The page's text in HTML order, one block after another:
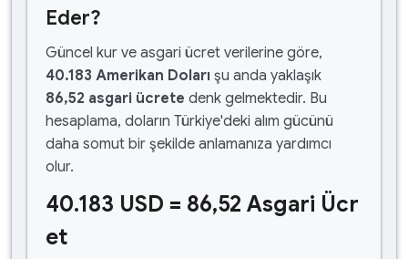
Eder?
Güncel kur ve asgari ücret verilerine göre,
40.183 Amerikan Doları şu anda yaklaşık
86,52 asgari ücrete denk gelmektedir. Bu
hesaplama, doların Türkiye'deki alım gücünü
daha somut bir şekilde anlamanıza yardımcı
olur.
40.183 USD = 86,52 Asgari Ücr
et